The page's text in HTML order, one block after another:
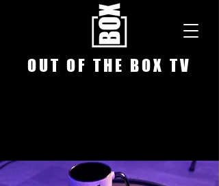
O U T O F T H E B O X T V